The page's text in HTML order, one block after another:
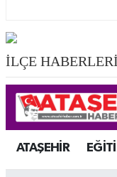
İLÇE HABERLERİ